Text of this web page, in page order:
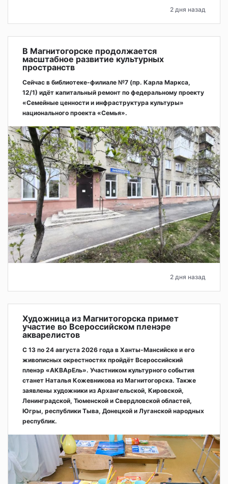
2 дня назад
В Магнитогорске продолжается
масштабное развитие культурных
пространств
Сейчас в библиотеке-филиале №7 (пр. Карла Маркса,
12/1) идёт капитальный ремонт по федеральному проекту
«Семейные ценности и инфраструктура культуры»
национального проекта «Семья».
2 дня назад
Художница из Магнитогорска примет
участие во Всероссийском пленэре
акварелистов
С 13 по 24 августа 2026 года в Ханты-Мансийске и его
живописных окрестностях пройдёт Всероссийский
пленэр «АКВАрЕль». Участником культурного события
станет Наталья Кожевникова из Магнитогорска. Также
заявлены художники из Архангельской, Кировской,
Ленинградской, Тюменской и Свердловской областей,
Югры, республики Тыва, Донецкой и Луганской народных
республик.